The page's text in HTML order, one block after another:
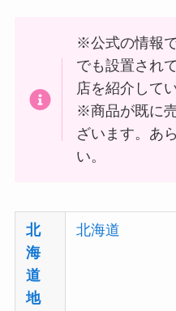
※公式の情報
でも設置され
店を紹介して
※商品が既に
ざいます。あ
い。
北
海
道
地
北海道